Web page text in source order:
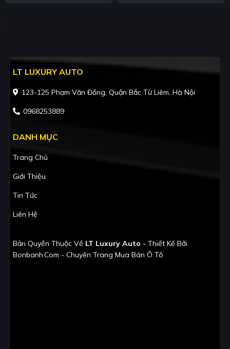
LT LUXURY AUTO
123-125 Phạm Văn Đồng, Quận Bắc Từ Liêm, Hà Nội
0968253889
DANH MỤC
Trang Chủ
Giới Thiệu
Tin Tức
Liên Hệ
Bản Quyền Thuộc Về LT Luxury Auto - Thiết Kế Bởi
Bonbanh.com - Chuyên Trang Mua Bán Ô Tô